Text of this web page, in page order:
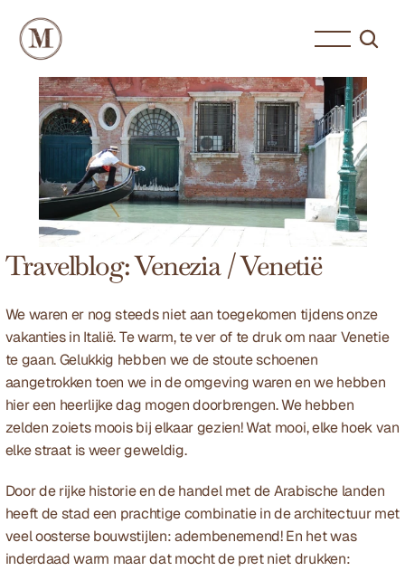
Travelblog: Venezia / Venetië
We waren er nog steeds niet aan toegekomen tijdens onze
vakanties in Italië. Te warm, te ver of te druk om naar Venetie
te gaan. Gelukkig hebben we de stoute schoenen
aangetrokken toen we in de omgeving waren en we hebben
hier een heerlijke dag mogen doorbrengen. We hebben
zelden zoiets moois bij elkaar gezien! Wat mooi, elke hoek van
elke straat is weer geweldig.
Door de rijke historie en de handel met de Arabische landen
heeft de stad een prachtige combinatie in de architectuur met
veel oosterse bouwstijlen: adembenemend! En het was
inderdaad warm maar dat mocht de pret niet drukken: